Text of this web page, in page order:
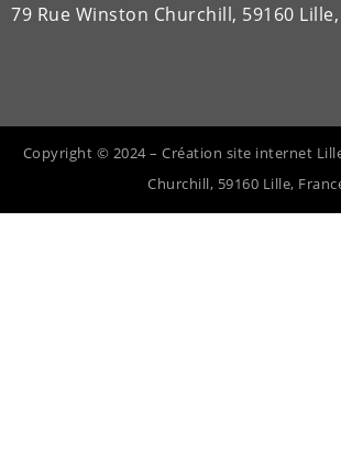
79 Rue Winston Churchill, 59160
Copyright © 2024 – Création site internet
Churchill, 59160 Lille,